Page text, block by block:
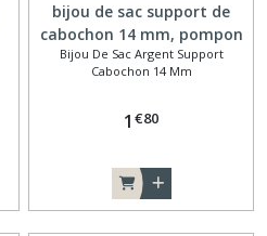
bijou de sac support de
cabochon 14 mm, pompon
Bijou De Sac Argent Support
Cabochon 14 Mm
1 €80